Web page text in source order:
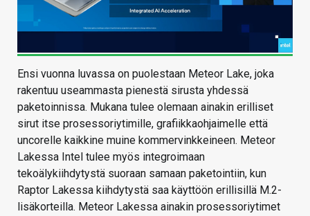
Ensi vuonna luvassa on puolestaan Meteor Lake, joka
rakentuu useammasta pienestä sirusta yhdessä
paketoinnissa. Mukana tulee olemaan ainakin erilliset
sirut itse prosessoriytimille, grafiikkaohjaimelle että
uncorelle kaikkine muine kommervinkkeineen. Meteor
Lakessa Intel tulee myös integroimaan
tekoälykiihdytystä suoraan samaan paketointiin, kun
Raptor Lakessa kiihdytystä saa käyttöön erillisillä M.2-
lisäkorteilla. Meteor Lakessa ainakin prosessoriytimet